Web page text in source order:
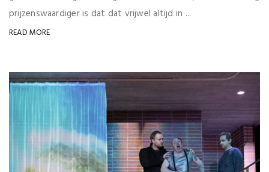
prijzenswaardiger is dat dat vrijwel altijd in ...
READ MORE